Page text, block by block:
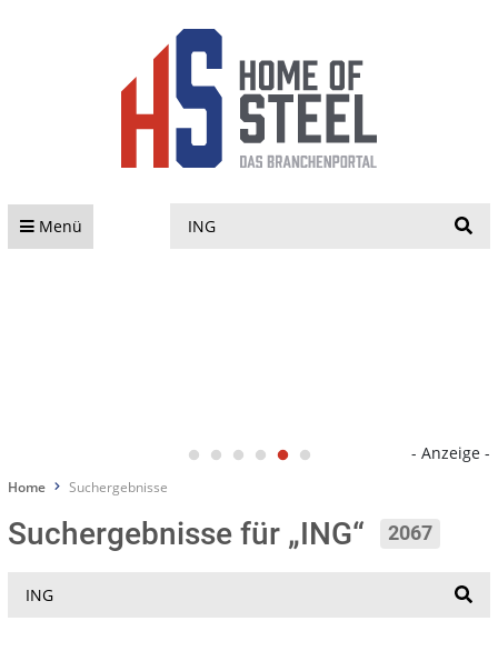
Menü
- Anzeige -
Home Suchergebnisse
Suchergebnisse für „ING“ 2067